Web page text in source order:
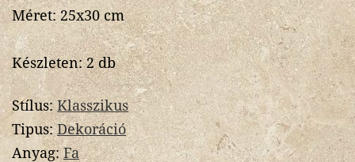
Méret: 25x30 cm
Készleten: 2 db
Stílus: Klasszikus
Tipus:Dekoráció
Anyag:Fa